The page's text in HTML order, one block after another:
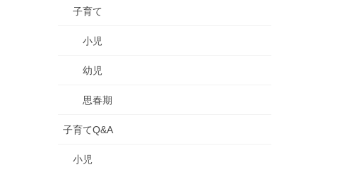
子育て
小児
幼児
思春期
子育てQ&A
小児